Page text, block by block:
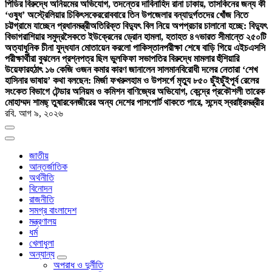
পিডির বিরুদ্ধে অনিয়মের অভিযোগ, তদন্তের দাবিনাহিদ রানা ঢাকায়, তাসকিনের জন্য কী
‘ওষুধ’ অস্ট্রেলিয়ার চিকিৎসকেররোববারে তিন উপজেলার বন্যাদুর্গতদের খোঁজ নিতে
চট্টগ্রামে যাচ্ছেন প্রধানমন্ত্রীঅতিরিক্ত বিদ্যুৎ বিল নিয়ে অপপ্রচার চালানো হচ্ছে: বিদ্যুৎ
বিভাগরাশিয়ার সমুদ্রসৈকতে ইউক্রেনের ড্রোন হামলা, হতাহত ৪৭ভারত সীমান্তে ২৫০টি
অত্যাধুনিক চীনা যুদ্ধযান মোতায়েন করলো পাকিস্তানপরীক্ষা শেষে বাড়ি গিয়ে এইচএসসি
পরীক্ষার্থীরা বুঝলেন প্রশ্নপত্র ছিল ভুলফিফা সভাপতির বিরুদ্ধে মামলার হুঁশিয়ারি
উয়েফারহঠাৎ ১৬ কেজি ওজন কমার কারণ জানালেন সালমানবিরোধী দলের নেতারা ‘শেখ
হাসিনার ভাষায়’ কথা বলছেন: মির্জা ফখরুলহাম ও উপসর্গে মৃত্যু ৮৫০ ছুঁইছুঁইপূর্ব রেলের
সংকেত বিভাগে টেন্ডার অনিয়ম ও কমিশন বাণিজ্যের অভিযোগ, কেন্দ্রে প্রকৌশলী তারেক
মোহাম্মদ শামছ্ তুষারবেনজীরের অন্য দেশের পাসপোর্ট থাকতে পারে, সন্দেহ স্বরাষ্ট্রমন্ত্রীর
রবি. আগ ৯, ২০২৬
জাতীয়
আন্তর্জাতিক
অর্থনীতি
বিনোদন
রাজনীতি
সমগ্র বাংলাদেশ
মন্ত্রণালয়
ধর্ম
খেলাধুলা
অন্যান্য
অপরাধ ও দুর্নীতি